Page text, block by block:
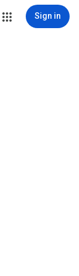
Sign in